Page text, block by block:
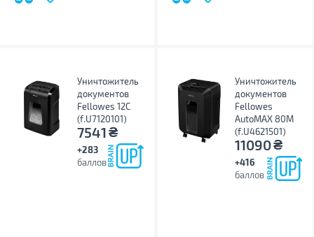
Уничтожитель
документов
Fellowes 12C
(f.U7120101)
7541₴
+283
баллов
Уничтожитель
документов
Fellowes
AutoMAX 80M
(f.U4621501)
11090₴
+416
баллов